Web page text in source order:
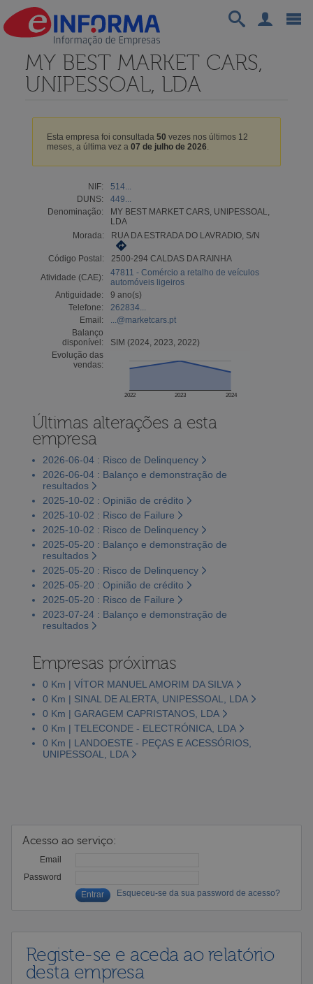
MY BEST MARKET CARS,
UNIPESSOAL, LDA
Esta empresa foi consultada 50 vezes nos últimos 12
meses, a última vez a 07 de julho de 2026.
NIF:
514...
DUNS:
449...
Denominação:
MY BEST MARKET CARS, UNIPESSOAL,
LDA
Morada:
RUA DA ESTRADA DO LAVRADIO, S/N
Código Postal:
2500-294 CALDAS DA RAINHA
Atividade (CAE):
47811 - Comércio a retalho de veículos
automóveis ligeiros
Antiguidade:
9 ano(s)
Telefone:
262834...
Email:
...@marketcars.pt
Balanço
disponível:
SIM (2024, 2023, 2022)
Evolução das
vendas:
2022 2023 2024
Últimas alterações a esta
empresa
2026-06-04 : Risco de Delinquency
2026-06-04 : Balanço e demonstração de
resultados
2025-10-02 : Opinião de crédito
2025-10-02 : Risco de Failure
2025-10-02 : Risco de Delinquency
2025-05-20 : Balanço e demonstração de
resultados
2025-05-20 : Risco de Delinquency
2025-05-20 : Opinião de crédito
2025-05-20 : Risco de Failure
2023-07-24 : Balanço e demonstração de
resultados
Empresas próximas
0 Km | VÍTOR MANUEL AMORIM DA SILVA
0 Km | SINAL DE ALERTA, UNIPESSOAL, LDA
0 Km | GARAGEM CAPRISTANOS, LDA
0 Km | TELECONDE - ELECTRÓNICA, LDA
0 Km | LANDOESTE - PEÇAS E ACESSÓRIOS,
UNIPESSOAL, LDA
Acesso ao serviço:
Email
Password
Esqueceu-se da sua password de acesso?
Registe-se e aceda ao relatório
desta empresa